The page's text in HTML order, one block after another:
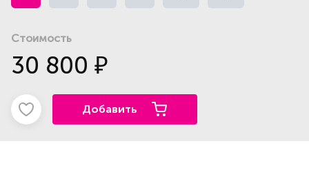
Стоимость
30 800 ₽
Добавить